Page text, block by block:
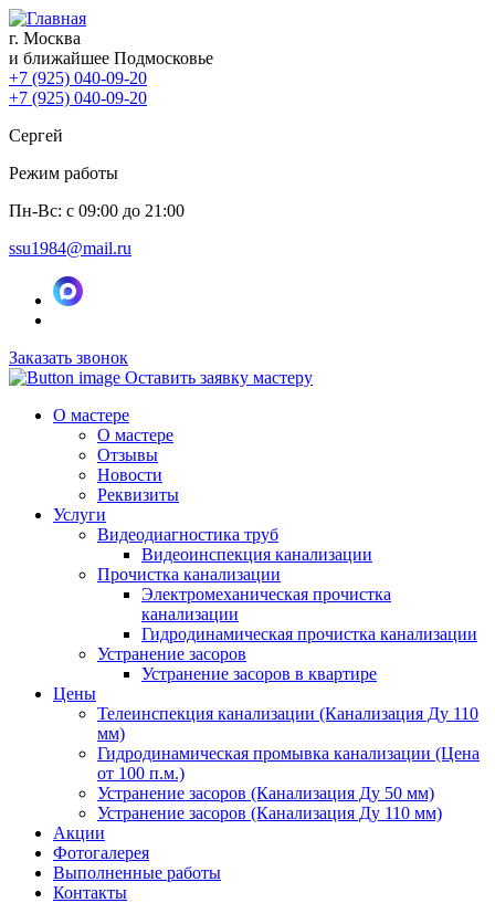
г. Москва
и ближайшее Подмосковье
+7 (925) 040-09-20
+7 (925) 040-09-20
Сергей
Режим работы
Пн-Вс: с 09:00 до 21:00
ssu1984@mail.ru
Заказать звонок
Оставить заявку мастеру
О мастере
О мастере
Отзывы
Новости
Реквизиты
Услуги
Видеодиагностика труб
Видеоинспекция канализации
Прочистка канализации
Электромеханическая прочистка
канализации
Гидродинамическая прочистка канализации
Устранение засоров
Устранение засоров в квартире
Цены
Телеинспекция канализации (Канализация Ду 110
мм)
Гидродинамическая промывка канализации (Цена
от 100 п.м.)
Устранение засоров (Канализация Ду 50 мм)
Устранение засоров (Канализация Ду 110 мм)
Акции
Фотогалерея
Выполненные работы
Контакты